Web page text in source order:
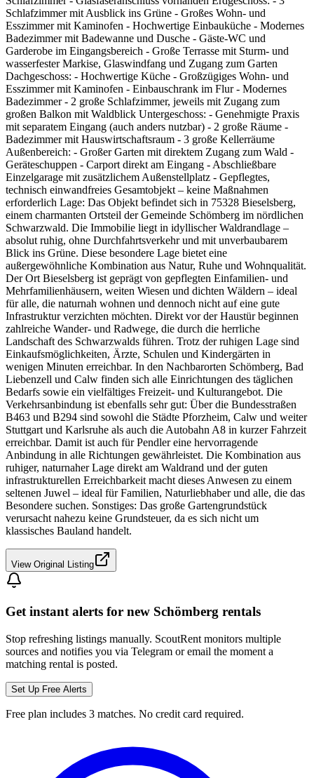
Schlafzimmer mit Ausblick ins Grüne - Großes Wohn- und
Esszimmer mit Kaminofen - Hochwertige Einbauküche - Modernes
Badezimmer mit Badewanne und Dusche - Gäste-WC und
Garderobe im Eingangsbereich - Große Terrasse mit Sturm- und
wasserfester Markise, Glaswindfang und Zugang zum Garten
Dachgeschoss: - Hochwertige Küche - Großzügiges Wohn- und
Esszimmer mit Kaminofen - Einbauschrank im Flur - Modernes
Badezimmer - 2 große Schlafzimmer, jeweils mit Zugang zum
großen Balkon mit Waldblick Untergeschoss: - Genehmigte Praxis
mit separatem Eingang (auch anders nutzbar) - 2 große Räume -
Badezimmer mit Hauswirtschaftsraum - 3 große Kellerräume
Außenbereich: - Großer Garten mit direktem Zugang zum Wald -
Geräteschuppen - Carport direkt am Eingang - Abschließbare
Einzelgarage mit zusätzlichem Außenstellplatz - Gepflegtes,
technisch einwandfreies Gesamtobjekt – keine Maßnahmen
erforderlich Lage: Das Objekt befindet sich in 75328 Bieselsberg,
einem charmanten Ortsteil der Gemeinde Schömberg im nördlichen
Schwarzwald. Die Immobilie liegt in idyllischer Waldrandlage –
absolut ruhig, ohne Durchfahrtsverkehr und mit unverbaubarem
Blick ins Grüne. Diese besondere Lage bietet eine
außergewöhnliche Kombination aus Natur, Ruhe und Wohnqualität.
Der Ort Bieselsberg ist geprägt von gepflegten Einfamilien- und
Mehrfamilienhäusern, weiten Wiesen und dichten Wäldern – ideal
für alle, die naturnah wohnen und dennoch nicht auf eine gute
Infrastruktur verzichten möchten. Direkt vor der Haustür beginnen
zahlreiche Wander- und Radwege, die durch die herrliche
Landschaft des Schwarzwalds führen. Trotz der ruhigen Lage sind
Einkaufsmöglichkeiten, Ärzte, Schulen und Kindergärten in
wenigen Minuten erreichbar. In den Nachbarorten Schömberg, Bad
Liebenzell und Calw finden sich alle Einrichtungen des täglichen
Bedarfs sowie ein vielfältiges Freizeit- und Kulturangebot. Die
Verkehrsanbindung ist ebenfalls sehr gut: Über die Bundesstraßen
B463 und B294 sind sowohl die Städte Pforzheim, Calw und weiter
Stuttgart und Karlsruhe als auch die Autobahn A8 in kurzer Fahrzeit
erreichbar. Damit ist auch für Pendler eine hervorragende
Anbindung in alle Richtungen gewährleistet. Die Kombination aus
ruhiger, naturnaher Lage direkt am Waldrand und der guten
infrastrukturellen Erreichbarkeit macht dieses Anwesen zu einem
seltenen Juwel – ideal für Familien, Naturliebhaber und alle, die das
Besondere suchen. Sonstiges: Das große Gartengrundstück
verursacht nahezu keine Grundsteuer, da es sich nicht um
klassisches Bauland handelt.
View Original Listing
Get instant alerts for new Schömberg rentals
Stop refreshing listings manually. ScoutRent monitors multiple
sources and notifies you via Telegram or email the moment a
matching rental is posted.
Set Up Free Alerts
Free plan includes 3 matches. No credit card required.